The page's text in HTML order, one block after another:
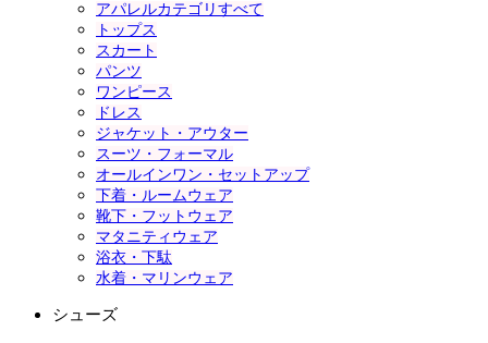
アパレルカテゴリすべて
トップス
スカート
パンツ
ワンピース
ドレス
ジャケット・アウター
スーツ・フォーマル
オールインワン・セットアップ
下着・ルームウェア
靴下・フットウェア
マタニティウェア
浴衣・下駄
水着・マリンウェア
シューズ